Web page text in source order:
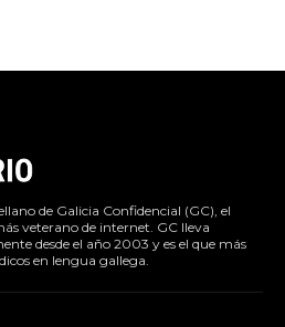
de Galicia Confidencial (GC), el
veterano de internet. GC lleva
desde el año 2003 y es el que más
en lengua gallega.